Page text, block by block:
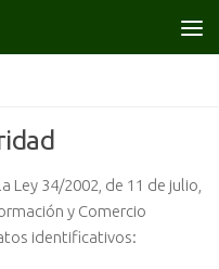
Ley 34/2002, de 11 de julio,
y Comercio
identificativos: